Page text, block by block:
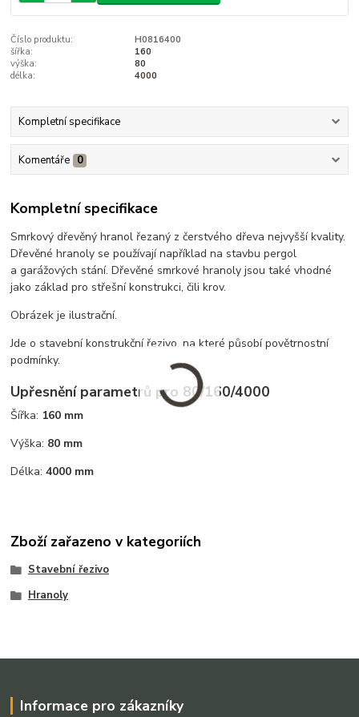
Číslo produktu:
H0816400
šířka:
160
výška:
80
délka:
4000
Kompletní specifikace
Komentáře 0
Kompletní specifikace
Smrkový dřevěný hranol řezaný z čerstvého dřeva nejvyšší kvality.
Dřevěné hranoly se používají například na stavbu pergol
a garážových stání. Dřevěné smrkové hranoly jsou také vhodné
jako základ pro střešní konstrukci, čili krov.
Obrázek je ilustrační.
Jde o stavební konstrukční řezivo, na které působí povětrnostní
podmínky.
Upřesnění parametrů pro 80/160/4000
Šířka: 160 mm
Výška: 80 mm
Délka:4000 mm
Zboží zařazeno v kategoriích
Stavební řezivo
Hranoly
Informace pro zákazníky